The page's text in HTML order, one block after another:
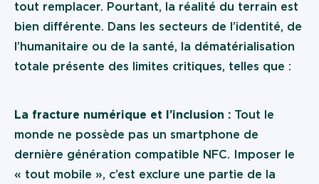
tout remplacer. Pourtant, la réalité du terrain est
bien différente. Dans les secteurs de l’identité, de
l’humanitaire ou de la santé, la dématérialisation
totale présente des limites critiques, telles que :
La fracture numérique et l’inclusion : Tout le
monde ne possède pas un smartphone de
dernière génération compatible NFC. Imposer le
« tout mobile », c’est exclure une partie de la